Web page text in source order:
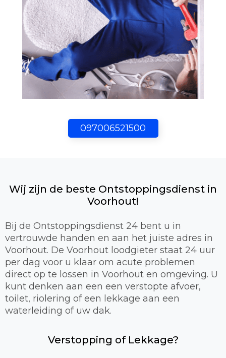
097006521500
Wij zijn de beste Ontstoppingsdienst in
Voorhout!
Bij de Ontstoppingsdienst 24 bent u in
vertrouwde handen en aan het juiste adres in
Voorhout. De Voorhout loodgieter staat 24 uur
per dag voor u klaar om acute problemen
direct op te lossen in Voorhout en omgeving. U
kunt denken aan een een verstopte afvoer,
toilet, riolering of een lekkage aan een
waterleiding of uw dak.
Verstopping of Lekkage?